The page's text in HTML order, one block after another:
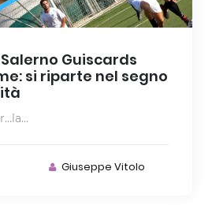
Guiscards
si riparte nel segno
Giuseppe Vitolo